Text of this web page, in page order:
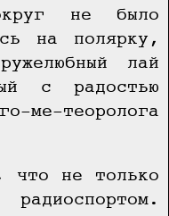
не было
на полярку,
лай
с радостью
теоролога
что не только